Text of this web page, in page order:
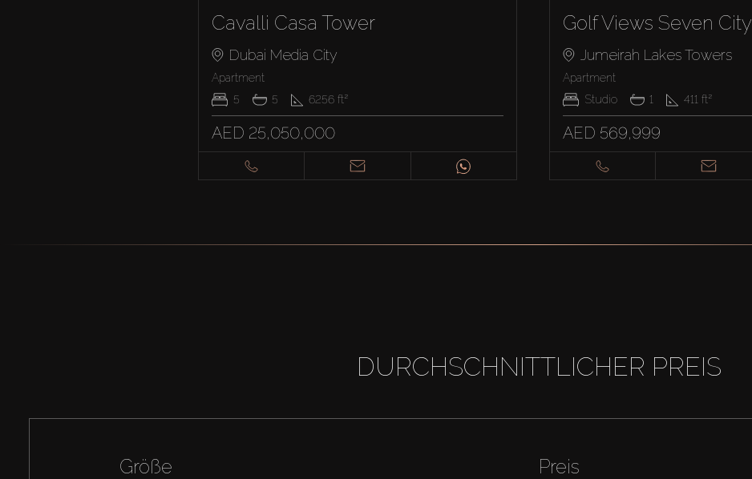
Cavalli Casa Tower
Dubai Media City
Apartment
5
5 6256ft²
AED 25,050,000
Golf Views Seven City
Jumeirah Lakes Towers
Apartment
Studio
1 411 ft²
AED 569,999
DURCHSCHNITTLICHER PREIS
Größe Preis